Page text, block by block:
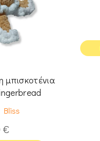
μπισκοτένια
Bliss
€